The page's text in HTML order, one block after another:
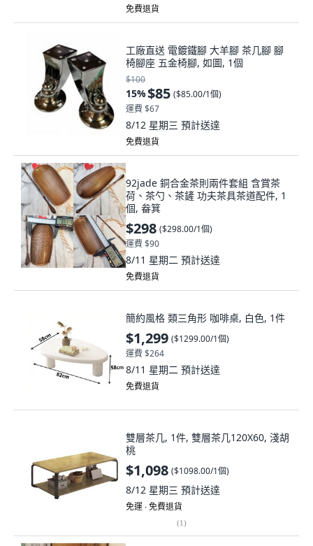
免費退貨
工廠直送 電鍍鐵腳 大羊腳 茶几腳 腳
椅腳座 五金椅腳, 如圖, 1個
$100
15%$85 ($85.00/1個)
運費 $67
8/12 星期三 預計送達
免費退貨
92jade 銅合金茶則兩件套組 含賞茶
荷、茶勺、茶鏟 功夫茶具茶道配件, 1
個, 畚箕
$298 ($298.00/1個)
運費 $90
8/11 星期二 預計送達
免費退貨
簡約風格 類三角形 咖啡桌, 白色, 1件
$1,299 ($1299.00/1個)
運費 $264
8/11 星期二 預計送達
免費退貨
雙層茶几, 1件, 雙層茶几120X60, 淺胡
桃
$1,098 ($1098.00/1個)
8/12 星期三 預計送達
免運 ∙ 免費退貨
(1)